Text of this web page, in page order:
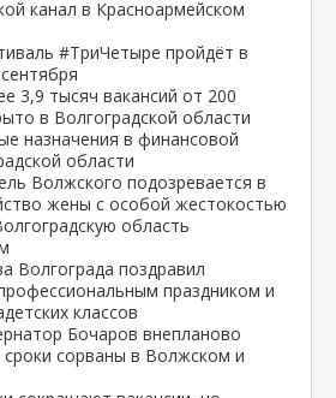
канал в Красноармейском
#ТриЧетыре пройдёт в
3,9 тысяч вакансий от 200
в Волгоградской области
назначения в финансовой
области
Волжского подозревается в
жены с особой жестокостью
область
Волгограда поздравил
праздником и
классов
Бочаров внепланово
сроки сорваны в Волжском и